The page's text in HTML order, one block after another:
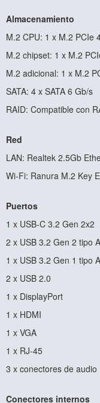
Almacenamiento
M.2 CPU: 1 x M.2 PCIe
M.2 chipset: 1 x M.2
M.2 adicional: 1 x M.2
SATA: 4 x SATA 6 Gb/s
RAID: Compatible con
Red
LAN: Realtek 2.5Gb
Wi-Fi: Ranura M.2 Key
Puertos
1 x USB-C 3.2 Gen 2x2
2 x USB 3.2 Gen 2 tipo A
1 x USB 3.2 Gen 1 tipo A
2 x USB 2.0
1 x DisplayPort
1 x HDMI
1 x VGA
1 x RJ-45
3 x conectores de audio
Conectores internos